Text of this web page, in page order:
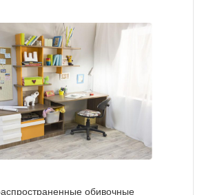
обивочные